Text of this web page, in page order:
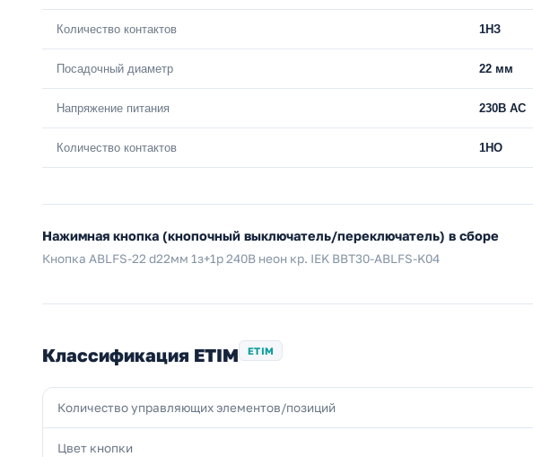
Количество контактов 1НЗ
Посадочный диаметр 22 мм
Напряжение питания 230В AC
Количество контактов 1НО
Нажимная кнопка (кнопочный выключатель/переключатель) в сборе
Кнопка ABLFS-22 d22мм 1з+1р 240В неон кр. IEK BBT30-ABLFS-K04
Классификация ETIM ETIM
Количество управляющих элементов/позиций
Цвет кнопки